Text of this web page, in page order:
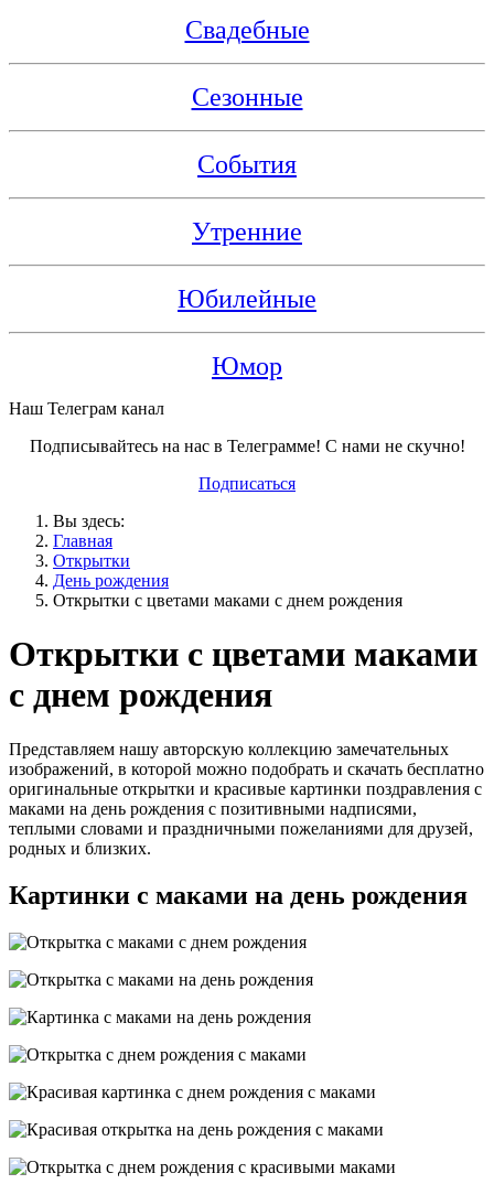
Свадебные
Сезонные
События
Утренние
Юбилейные
Юмор
Наш Телеграм канал
Подписывайтесь на нас в Телеграмме! С нами не скучно!
Подписаться
Вы здесь:
Главная
Открытки
День рождения
Открытки с цветами маками с днем рождения
Открытки с цветами маками
с днем рождения
Представляем нашу авторскую коллекцию замечательных
изображений, в которой можно подобрать и скачать бесплатно
оригинальные открытки и красивые картинки поздравления с
маками на день рождения с позитивными надписями,
теплыми словами и праздничными пожеланиями для друзей,
родных и близких.
Картинки с маками на день рождения